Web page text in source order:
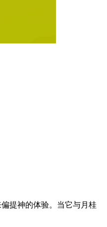
提神的体验。当它与月桂